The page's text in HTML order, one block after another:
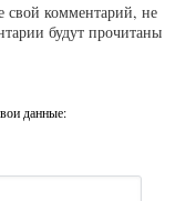
свой комментарий, не
будут прочитаны
данные: